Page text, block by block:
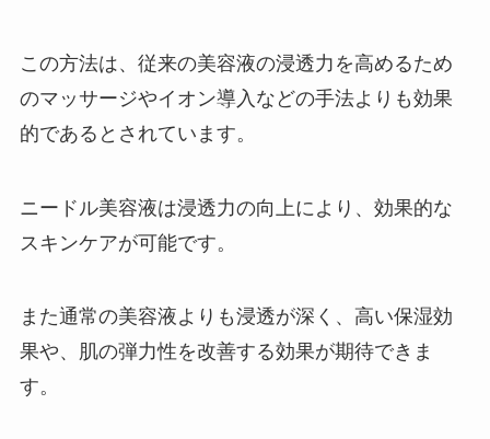
この方法は、従来の美容液の浸透力を高めるため
のマッサージやイオン導入などの手法よりも効果
的であるとされています。
ニードル美容液は浸透力の向上により、効果的な
スキンケアが可能です。
また通常の美容液よりも浸透が深く、高い保湿効
果や、肌の弾力性を改善する効果が期待できま
す。